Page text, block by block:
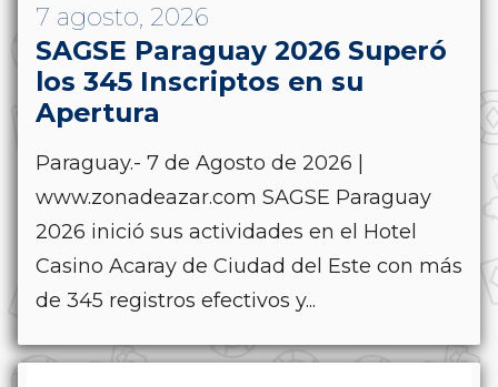
7 agosto, 2026
SAGSE Paraguay 2026 Superó
los 345 Inscriptos en su
Apertura
Paraguay.- 7 de Agosto de 2026 |
www.zonadeazar.com SAGSE Paraguay
2026 inició sus actividades en el Hotel
Casino Acaray de Ciudad del Este con más
de 345 registros efectivos y...